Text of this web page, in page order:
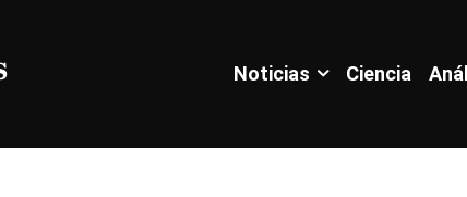
Noticias Ciencia